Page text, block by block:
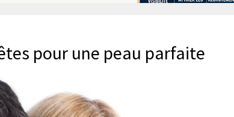
pour une peau parfaite